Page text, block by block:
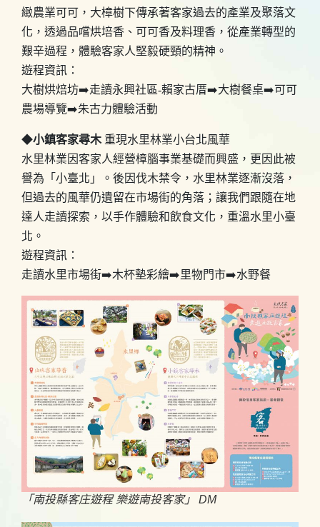
緻農業可可，大樟樹下傳承著客家過去的產業及聚落文
化，透過品嚐烘培香、可可香及料理香，從產業轉型的
艱辛過程，體驗客家人堅毅硬頸的精神。
遊程資訊：
大樹烘焙坊➡️走讀永興社區-賴家古厝➡️大樹餐桌➡️可可
農場導覽➡️朱古力體驗活動
◆小鎮客家尋木重現水里林業小台北風華
水里林業因客家人經營樟腦事業基礎而興盛，更因此被
譽為「小臺北」。後因伐木禁令，水里林業逐漸沒落，
但過去的風華仍遺留在市場街的角落；讓我們跟隨在地
達人走讀探索，以手作體驗和飲食文化，重溫水里小臺
北。
遊程資訊：
走讀水里市場街➡️木杯墊彩繪➡️里物門市➡️水野餐
「南投縣客庄遊程 樂遊南投客家」 DM